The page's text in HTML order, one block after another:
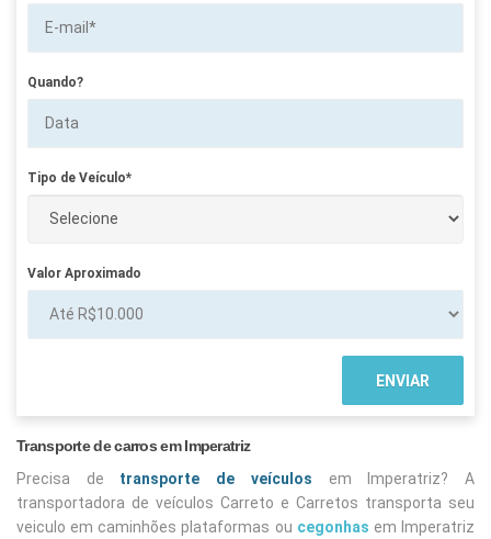
Quando?
Tipo de Veículo*
Valor Aproximado
Transporte de carros em Imperatriz
Precisa de transporte de veículos em Imperatriz? A
transportadora de veículos Carreto e Carretos transporta seu
veiculo em caminhões plataformas ou cegonhas em Imperatriz